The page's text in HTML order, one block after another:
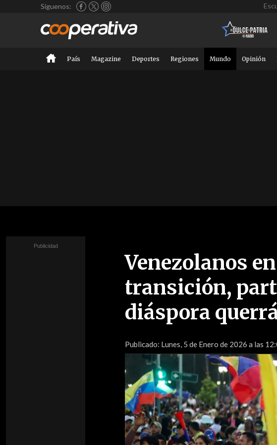
Síguenos:
País Magazine Deportes Regiones Mundo Opinión
Venezolanos
transición,
diáspora
Publicado: Lunes, 5 de Enero de 2026 a las